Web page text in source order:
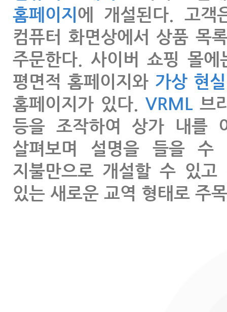
홈페이지 에 개설된다. 고
컴퓨터 화면상에서 상품 목
주문한다. 사이버 쇼핑 몰
평면적 홈페이지와 가상 현
홈페이지가 있다. VRML 브
등을 조작하여 상가 내를
살펴보며 설명을 들을
지불만으로 개설할 수 있
있는 새로운 교역 형태로 주